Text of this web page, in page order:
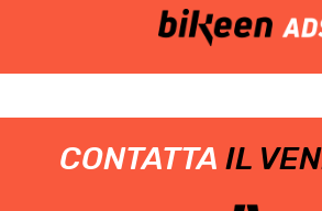
CONTATTA IL